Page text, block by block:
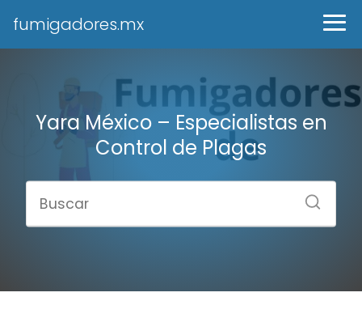
fumigadores.mx
Yara México – Especialistas en
Control de Plagas